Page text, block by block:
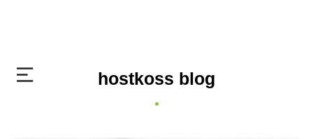
hostkoss blog